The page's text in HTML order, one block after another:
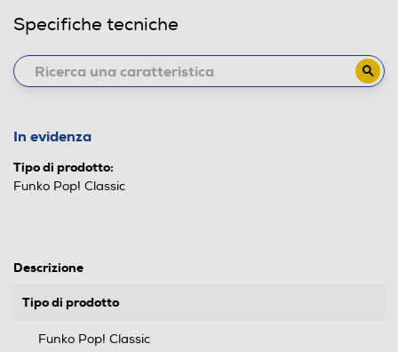
Specifiche tecniche
In evidenza
Tipo di prodotto:
Funko Pop! Classic
Descrizione
Tipo di prodotto
Funko Pop! Classic